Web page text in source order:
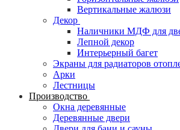
Вертикальные жалюзи
Декор
Наличники МДФ для
Лепной декор
Интерьерный багет
Экраны для радиаторов
Арки
Лестницы
Производство
Окна деревянные
Деревянные двери